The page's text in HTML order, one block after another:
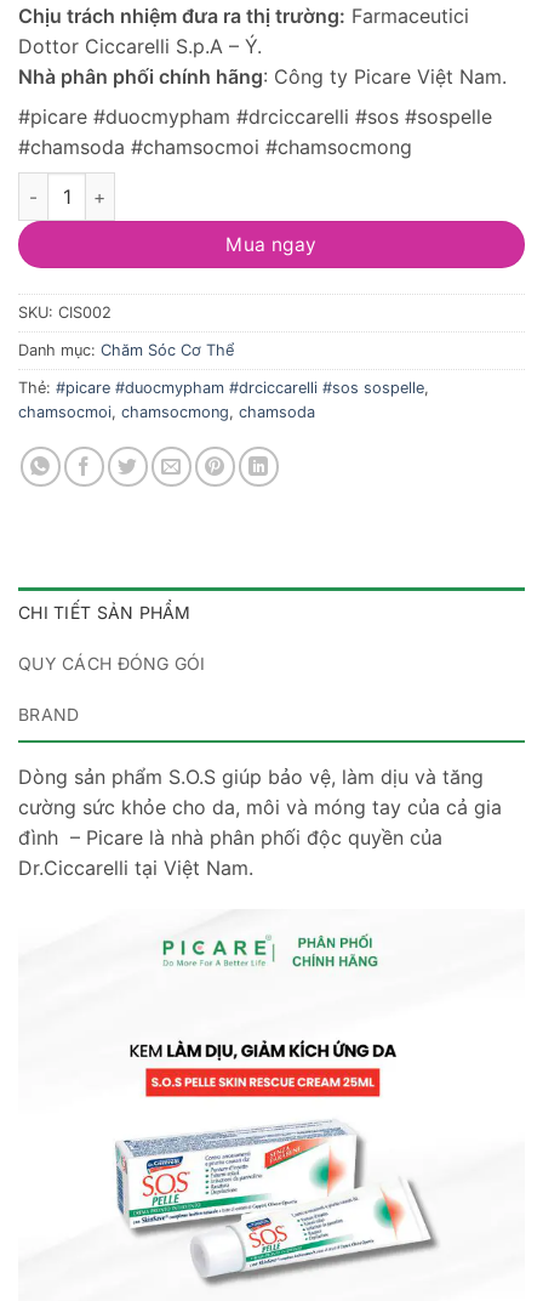
Chịu trách nhiệm đưa ra thị trường: Farmaceutici
Dottor Ciccarelli S.p.A – Ý.
Nhà phân phối chính hãng: Công ty Picare Việt Nam.
#picare #duocmypham #drciccarelli #sos #sospelle
#chamsoda #chamsocmoi #chamsocmong
Kem giúp dưỡng ẩm làm dịu da ngứa, kích ứng S.O.S PELLE
Mua ngay
SKU: CIS002
Danh mục: Chăm Sóc Cơ Thể
Thẻ: #picare #duocmypham #drciccarelli #sos sospelle,
chamsocmoi, chamsocmong, chamsoda
CHI TIẾT SẢN PHẨM
QUY CÁCH ĐÓNG GÓI
BRAND
Dòng sản phẩm S.O.S giúp bảo vệ, làm dịu và tăng
cường sức khỏe cho da, môi và móng tay của cả gia
đình – Picare là nhà phân phối độc quyền của
Dr.Ciccarelli tại Việt Nam.